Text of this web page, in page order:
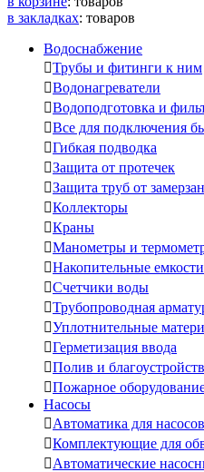
в закладках: товаров
Водоснабжение
Трубы и фитинги к ним
Водонагреватели
Водоподготовка и
Все для подключения
Гибкая подводка
Защита от протечек
Защита труб от
Коллекторы
Краны
Манометры и
Накопительные емкости
Счетчики воды
Трубопроводная
Уплотнительные
Герметизация ввода
Полив и
Пожарное
Насосы
Автоматика для насосов
Комплектующие для
Автоматические